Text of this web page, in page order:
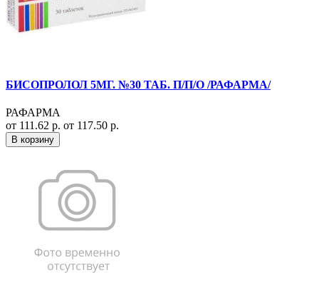
БИСОПРОЛОЛ 5МГ. №30 ТАБ. П/П/О /РАФАРМА/
РАФАРМА
от 111.62 р. от 117.50 р.
В корзину